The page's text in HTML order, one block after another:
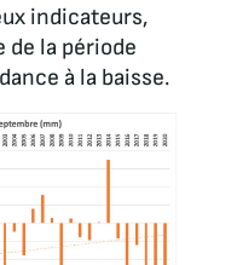
indicateurs,
de la période
à la baisse.